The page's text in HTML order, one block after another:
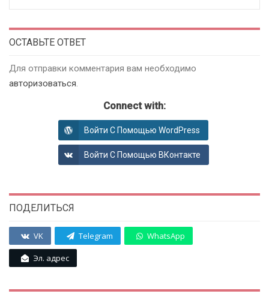
ОСТАВЬТЕ ОТВЕТ
Для отправки комментария вам необходимо
авторизоваться.
Connect with:
Войти С Помощью WordPress
Войти С Помощью ВКонтакте
ПОДЕЛИТЬСЯ
VK Telegram WhatsApp
Эл. адрес